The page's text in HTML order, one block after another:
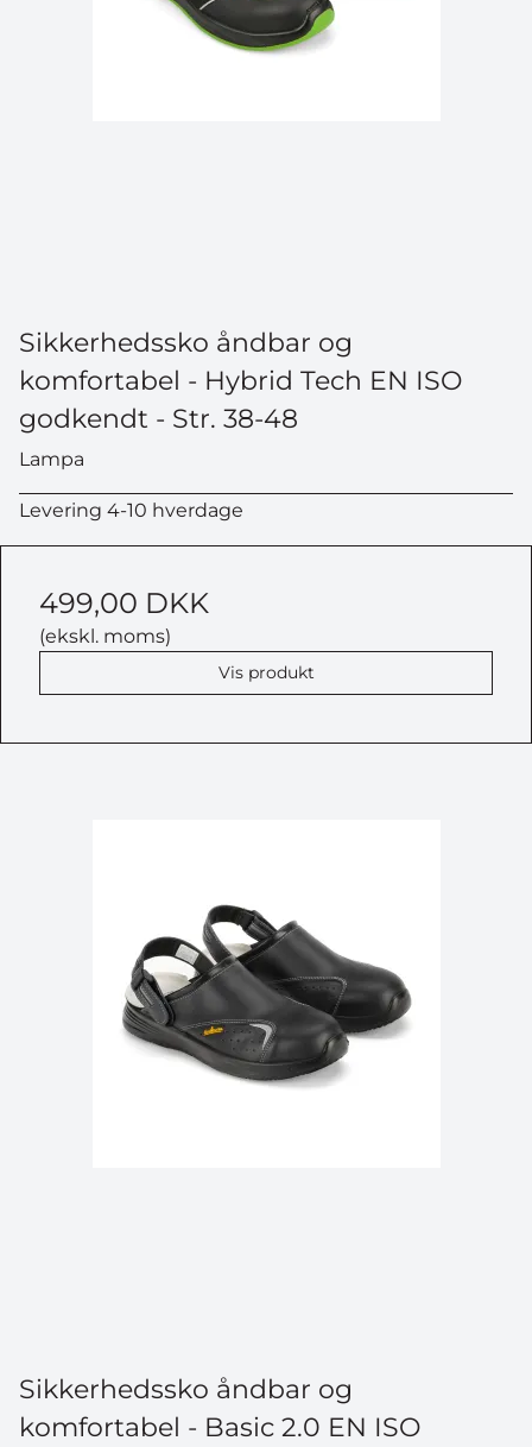
Sikkerhedssko åndbar og
komfortabel - Hybrid Tech EN ISO
godkendt - Str. 38-48
Lampa
Levering 4-10 hverdage
499,00 DKK
(ekskl. moms)
Vis produkt
Sikkerhedssko åndbar og
komfortabel - Basic 2.0 EN ISO